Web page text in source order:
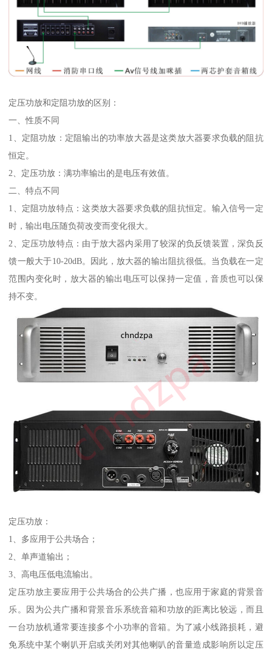
定压功放和定阻功放的区别：
一、性质不同
1、定阻功放：定阻输出的功率放大器是这类放大器要求负载的阻抗
恒定。
2、定压功放：满功率输出的是电压有效值。
二、特点不同
1、定阻功放特点：这类放大器要求负载的阻抗恒定。输入信号一定
时，输出电压随负荷改变而变化很大。
2、定压功放特点：由于放大器内采用了较深的负反馈装置，深负反
馈一般大于10-20dB。因此，放大器的输出阻抗很低。当负载在一定
范围内变化时，放大器的输出电压可以保持一定值，音质也可以保
持不变。
定压功放：
1、多应用于公共场合；
2、单声道输出；
3、高电压低电流输出。
定压功放主要应用于公共场合的公共广播，也应用于家庭的背景音
乐。因为公共广播和背景音乐系统音箱和功放的距离比较远，而且
一台功放机通常要连接多个小功率的音箱。为了减小线路损耗，避
免系统中某个喇叭开启或关闭对其他喇叭的音量造成影响所以定压